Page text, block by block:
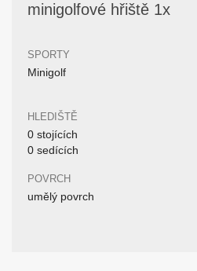
minigolfové hřiště 1x
SPORTY
Minigolf
HLEDIŠTĚ
0 stojících
0 sedících
POVRCH
umělý povrch